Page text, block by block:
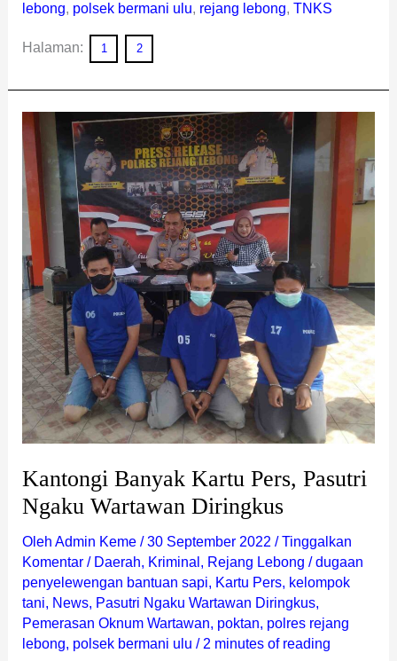
lebong, polsek bermani ulu, rejang lebong, TNKS
Halaman: 1 2
Kantongi Banyak Kartu Pers, Pasutri
Ngaku Wartawan Diringkus
Oleh Admin Keme /30 September 2022 /Tinggalkan
Komentar / Daerah, Kriminal , Rejang Lebong /dugaan
penyelewengan bantuan sapi, Kartu Pers, kelompok
tani, News, Pasutri Ngaku Wartawan Diringkus,
Pemerasan Oknum Wartawan, poktan, polres rejang
lebong, polsek bermani ulu /2 minutes of reading
Kantongi
Banyak
Kartu
Pers,
Pasutri
Ngaku
Wartawan
Diringkus